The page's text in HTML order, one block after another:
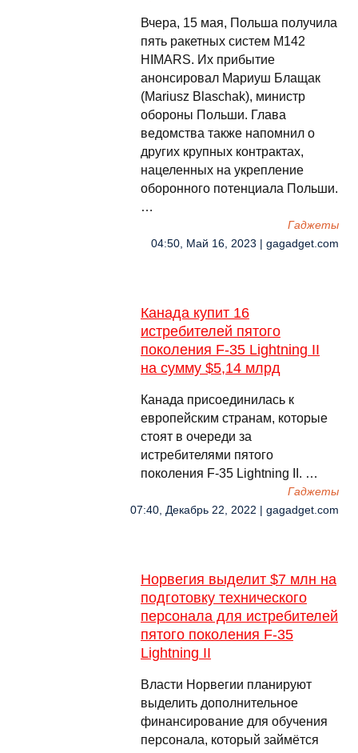
Вчера, 15 мая, Польша получила
пять ракетных систем M142
HIMARS. Их прибытие
анонсировал Мариуш Блащак
(Mariusz Blaschak), министр
обороны Польши. Глава
ведомства также напомнил о
других крупных контрактах,
нацеленных на укрепление
оборонного потенциала Польши.
…
Гаджеты
04:50, Май 16, 2023 | gagadget.com
Канада купит 16
истребителей пятого
поколения F-35 Lightning II
на сумму $5,14 млрд
Канада присоединилась к
европейским странам, которые
стоят в очереди за
истребителями пятого
поколения F-35 Lightning II. …
Гаджеты
07:40, Декабрь 22, 2022 | gagadget.com
Норвегия выделит $7 млн на
подготовку технического
персонала для истребителей
пятого поколения F-35
Lightning II
Власти Норвегии планируют
выделить дополнительное
финансирование для обучения
персонала, который займётся